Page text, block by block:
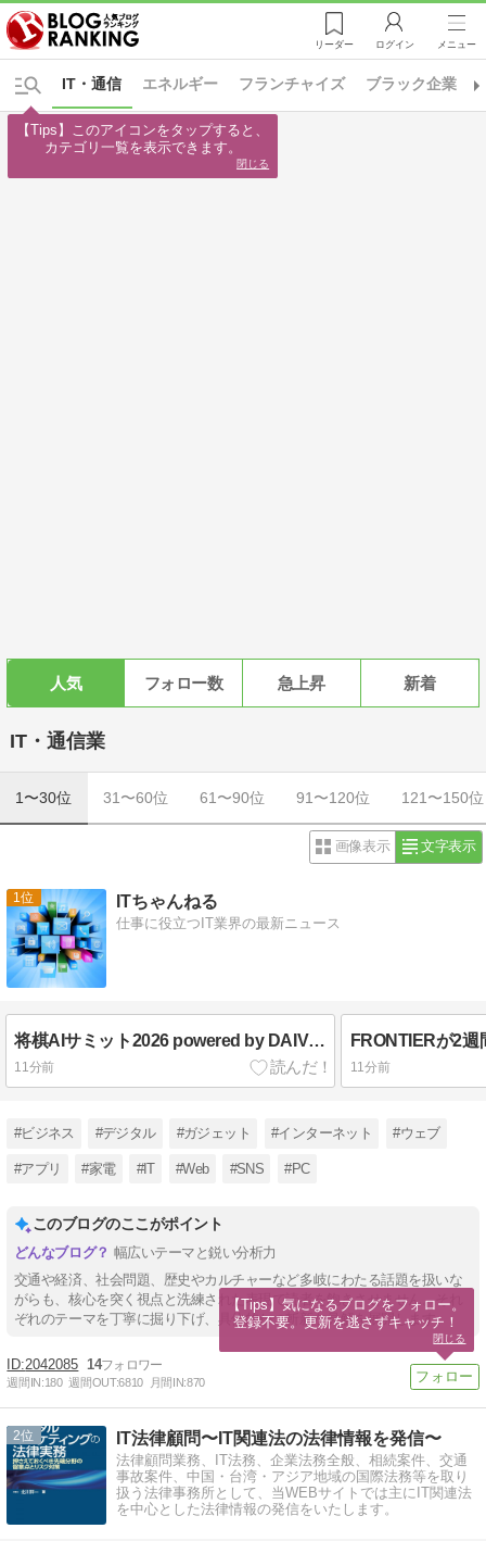
リーダー ログイン メニュー
IT・通信 エネルギー フランチャイズ ブラック企業
人気 フォロー数 急上昇 新着
IT・通信業
1〜30位 31〜60位 61〜90位 91〜120位 121〜150位
画像表示 文字表示
1 ITちゃんねる
仕事に役立つIT業界の最新ニュース
将棋AIサミット2026 powered by DAIV 10th Anniversaryレポート – 将棋解説AIもお披露目
11分前 11分前
#ビジネス #デジタル #ガジェット #インターネット #ウェブ
#アプリ #家電 #IT #Web #SNS #PC
このブログのここがポイント
幅広いテーマと鋭い分析力
交通や経済、社会問題、歴史やカルチャーなど多岐にわたる話題を扱いな
がらも、核心を突く視点と洗練された表現で読者を飽きさせません。それ
ぞれのテーマを丁寧に掘り下げ、具体的かつ斬新な見解を展開します。
2042085 14
週間IN:180 週間OUT:6810 月間IN:870
2 IT法律顧問〜IT関連法の法律情報を発信〜
法律顧問業務、IT法務、企業法務全般、相続案件、交通
事故案件、中国・台湾・アジア地域の国際法務等を取り
扱う法律事務所として、当WEBサイトでは主にIT関連法
を中心とした法律情報の発信をいたします。
【Tips】このアイコンをタップすると、
カテゴリ一覧を表示できます。
閉じる
【Tips】気になるブログをフォロー。
登録不要。更新を逃さずキャッチ！
閉じる